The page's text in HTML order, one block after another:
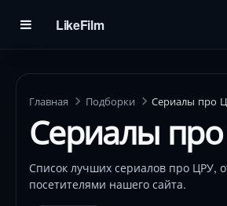
LikeFilm
Главная Подборки Сериалы про
Сериалы
Список лучших сериалов про ЦРУ,
посетителями нашего сайта.